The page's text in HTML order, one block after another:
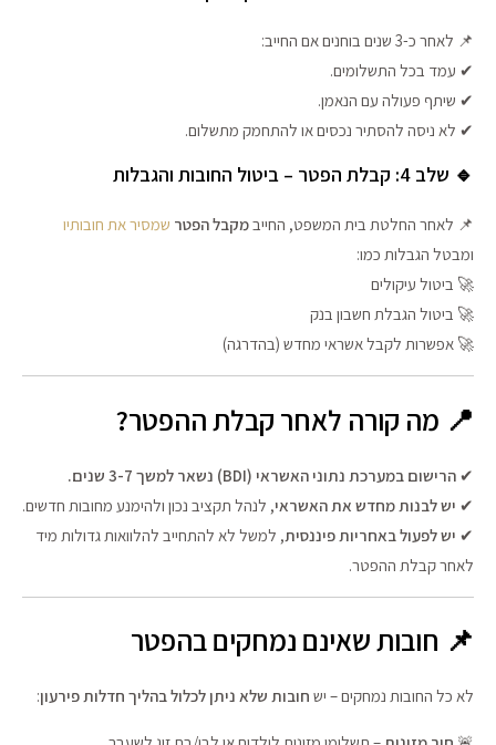
📌 לאחר כ-3 שנים בוחנים אם החייב:
✔ עמד בכל התשלומים.
✔ שיתף פעולה עם הנאמן.
✔ לא ניסה להסתיר נכסים או להתחמק מתשלום.
🔹 שלב 4: קבלת הפטר – ביטול החובות והגבלות
📌 לאחר החלטת בית המשפט, החייבמקבל הפטר שמסיר את חובותיו
ומבטל הגבלות כמו:
🚀 ביטול עיקולים
🚀 ביטול הגבלת חשבון בנק
🚀 אפשרות לקבל אשראי מחדש (בהדרגה)
📍 מה קורה לאחר קבלת ההפטר?
✔ הרישום במערכת נתוני האשראי (BDI) נשאר למשך 3-7 שנים.
✔ יש לבנות מחדש את האשראי, לנהל תקציב נכון ולהימנע מחובות חדשים.
✔ יש לפעול באחריות פיננסית, למשל לא להתחייב להלוואות גדולות מיד
לאחר קבלת ההפטר.
📌 חובות שאינם נמחקים בהפטר
לא כל החובות נמחקים – יש חובות שלא ניתן לכלול בהליך חדלות פירעון: